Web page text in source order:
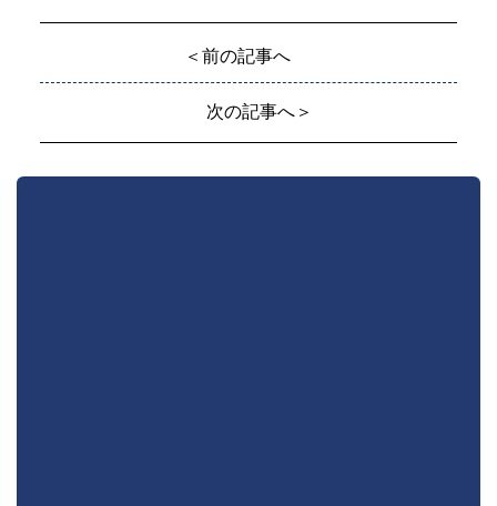
＜前の記事へ
次の記事へ＞